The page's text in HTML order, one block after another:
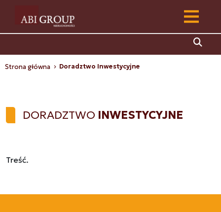
Strona główna Doradztwo Inwestycyjne
DORADZTWO INWESTYCYJNE
Treść.